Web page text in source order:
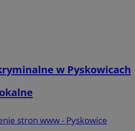
w Pyskowicach
stron www - Pyskowice